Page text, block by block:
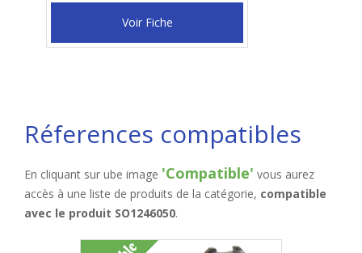
Voir Fiche
Réferences compatibles
En cliquant sur ube image 'Compatible' vous aurez
accès à une liste de produits de la catégorie, compatible
avec le produit SO1246050.